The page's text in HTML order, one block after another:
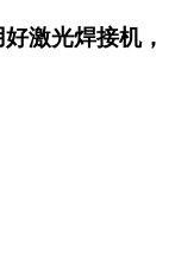
激光焊接机，